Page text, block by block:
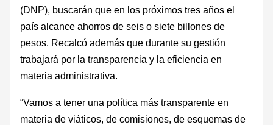
(DNP), buscarán que en los próximos tres años el
país alcance ahorros de seis o siete billones de
pesos. Recalcó además que durante su gestión
trabajará por la transparencia y la eficiencia en
materia administrativa.
“Vamos a tener una política más transparente en
materia de viáticos, de comisiones, de esquemas de